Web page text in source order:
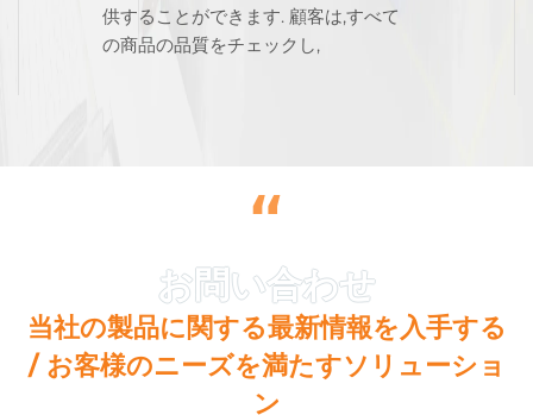
供することができます. 顧客は,すべて
の商品の品質をチェックし,
“
当社の製品に関する最新情報を入手する
/ お客様のニーズを満たすソリューショ
ン